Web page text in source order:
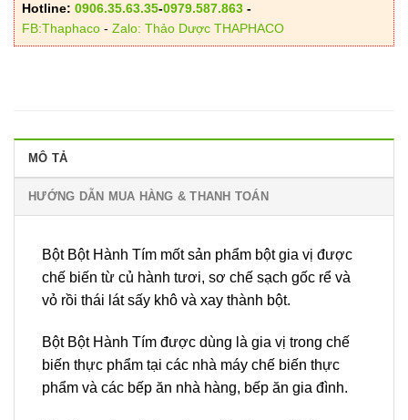
Hotline: 0906.35.63.35-0979.587.863 -
FB:Thaphaco - Zalo: Thảo Dược THAPHACO
MÔ TẢ
HƯỚNG DẪN MUA HÀNG & THANH TOÁN
Bột Bột Hành Tím mốt sản phẩm bột gia vị được
chế biến từ củ hành tươi, sơ chế sạch gốc rể và
vỏ rồi thái lát sấy khô và xay thành bột.
Bột Bột Hành Tím được dùng là gia vị trong chế
biến thực phẩm tại các nhà máy chế biến thực
phẩm và các bếp ăn nhà hàng, bếp ăn gia đình.